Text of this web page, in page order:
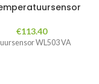
€113.40
WL503 VA